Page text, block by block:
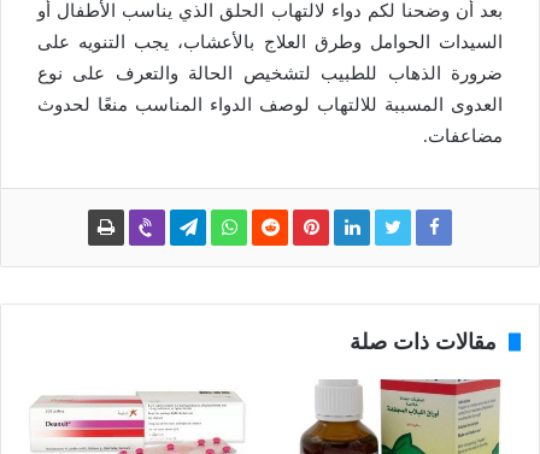
بعد أن وضحنا لكم دواء لالتهاب الحلق الذي يناسب الأطفال أو
السيدات الحوامل وطرق العلاج بالأعشاب، يجب التنويه على
ضرورة الذهاب للطبيب لتشخيص الحالة والتعرف على نوع
العدوى المسببة للالتهاب لوصف الدواء المناسب منعًا لحدوث
مضاعفات.
مقالات ذات صلة